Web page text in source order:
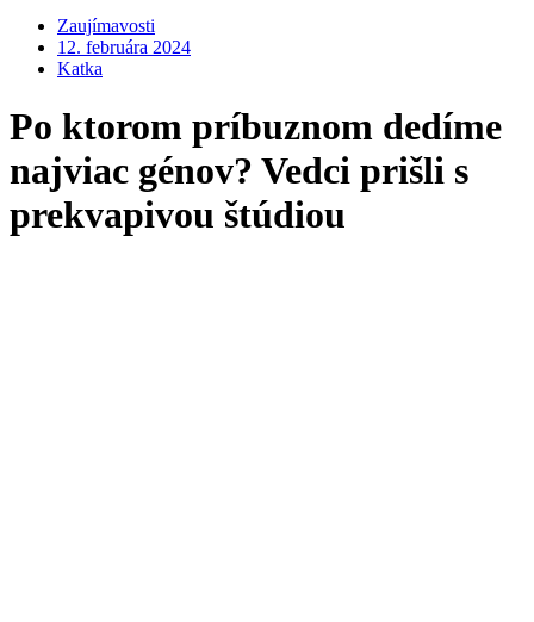
Zaujímavosti
12. februára 2024
Katka
Po ktorom príbuznom dedíme
najviac génov? Vedci prišli s
prekvapivou štúdiou